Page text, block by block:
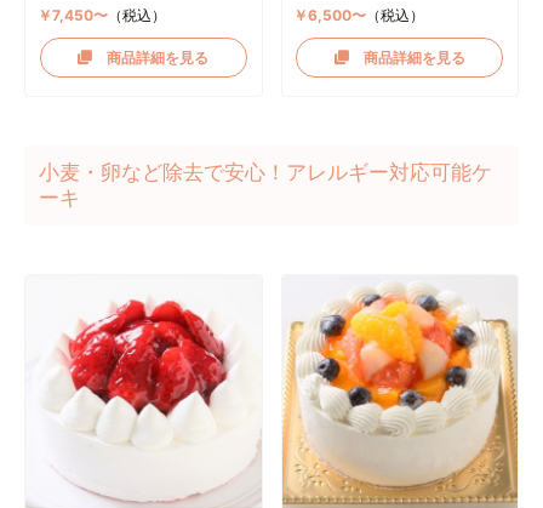
￥7,450〜（税込）
商品詳細を見る
￥6,500〜 （税込）
商品詳細を見る
小麦・卵など除去で安心！アレルギー対応可能ケ
ーキ